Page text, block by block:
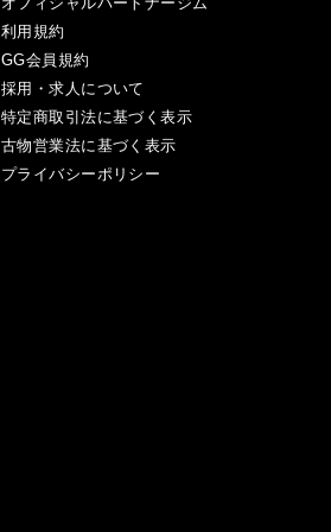
利用規約
GG会員規約
採用・求人について
特定商取引法に基づく表示
古物営業法に基づく表示
プライバシーポリシー